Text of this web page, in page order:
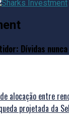
Dívidas